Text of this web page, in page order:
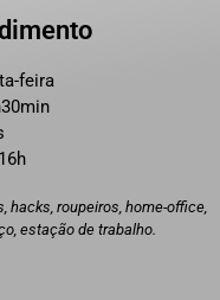
feira
hacks, roupeiros, home-office,
estação de trabalho.